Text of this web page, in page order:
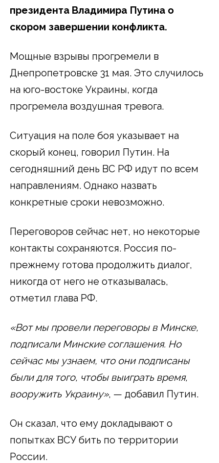
президента Владимира Путина о
скором завершении конфликта.
Мощные взрывы прогремели в
Днепропетровске 31 мая. Это случилось
на юго-востоке Украины, когда
прогремела воздушная тревога.
Ситуация на поле боя указывает на
скорый конец, говорил Путин. На
сегодняшний день ВС РФ идут по всем
направлениям. Однако назвать
конкретные сроки невозможно.
Переговоров сейчас нет, но некоторые
контакты сохраняются. Россия по-
прежнему готова продолжить диалог,
никогда от него не отказывалась,
отметил глава РФ.
«Вот мы провели переговоры в Минске,
подписали Минские соглашения. Но
сейчас мы узнаем, что они подписаны
были для того, чтобы выиграть время,
вооружить Украину», — добавил Путин.
Он сказал, что ему докладывают о
попытках ВСУ бить по территории
России.